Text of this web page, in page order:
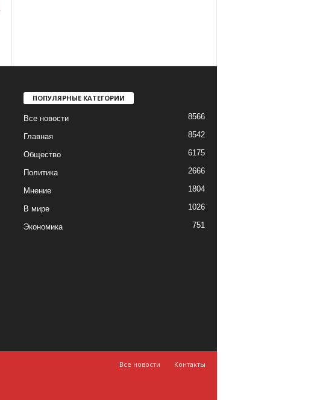
ПОПУЛЯРНЫЕ КАТЕГОРИИ
Все новости 8566
Главная 8542
Общество 6175
Политика 2666
Мнение 1804
В мире 1026
Экономика 751
Все новости Контакты